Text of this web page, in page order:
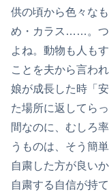
供の頃から色々な
め・カラス……。つ
よね。動物も人も
ことを夫から言わ
娘が成長した時「
た場所に返してら
間なのに、むしろ
うものは、そう簡
自粛した方が良い
自粛する自信が持